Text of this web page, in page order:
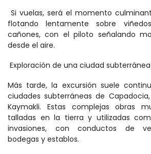
flotando lentamente sobre
cañones, con el piloto señalando
desde el aire.
Exploración de una ciudad subterránea
Más tarde, la excursión suele
ciudades subterráneas de
Kaymakli. Estas complejas obras
talladas en la tierra y utilizadas
invasiones, con conductos de
bodegas y establos.